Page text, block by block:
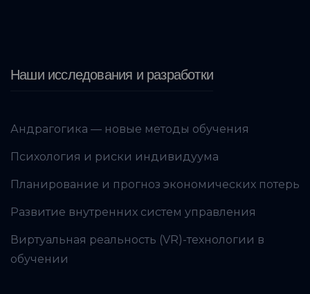
Наши исследования и разработки
Андрагогика — новые методы обучения
Психология и риски индивидуума
Планирование и прогноз экономических потерь
Развитие внутренних систем управления
Виртуальная реальность (VR)-технологии в
обучении